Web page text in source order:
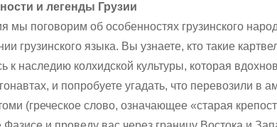
и легенды Грузии
мы поговорим об особенностях грузинского
грузинского языка. Вы узнаете, кто такие
к наследию колхидской культуры, которая
и попробуете угадать, что перевозили в
(греческое слово, означающее «старая